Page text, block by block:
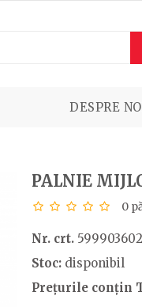
DESPRE
PALNIE
0
Nr. crt.
Stoc:disponibil
Prețurile conțin